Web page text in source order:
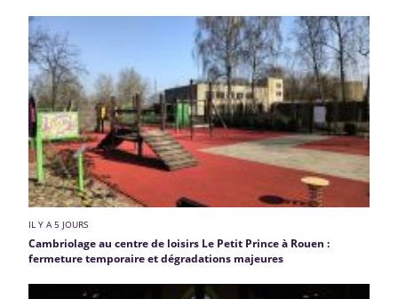
IL Y A 5 JOURS
Cambriolage au centre de loisirs Le Petit Prince à Rouen :
fermeture temporaire et dégradations majeures